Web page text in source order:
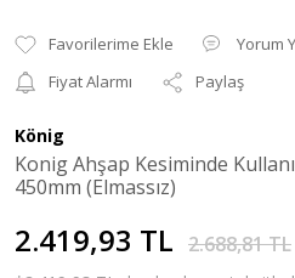
Yorum
Fiyat Alarmı
Paylaş
König
Konig Ahşap Kesiminde
450mm (Elmassız)
2.419,93 TL 2.688,81 TL